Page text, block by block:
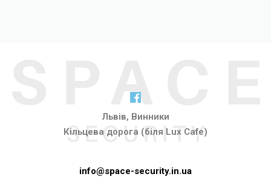
Львів, Винники
Кільцева дорога (біля Lux Cafe)
info@space-security.in.ua